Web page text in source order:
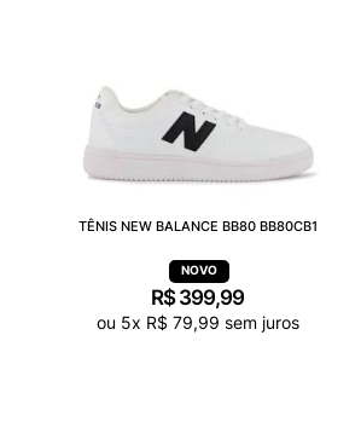
TÊNIS NEW BALANCE BB80 BB80CB1
R$399,99
ou 5x R$ 79,99 sem juros